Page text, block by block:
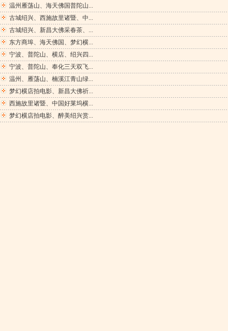
温州雁荡山、海天佛国普陀山...
古城绍兴、西施故里诸暨、中...
古城绍兴、新昌大佛采春茶、...
东方商埠、海天佛国、梦幻横...
宁波、普陀山、横店、绍兴四...
宁波、普陀山、奉化三天双飞...
温州、雁荡山、楠溪江青山绿...
梦幻横店拍电影、新昌大佛祈...
西施故里诸暨、中国好莱坞横...
梦幻横店拍电影、醉美绍兴赏...